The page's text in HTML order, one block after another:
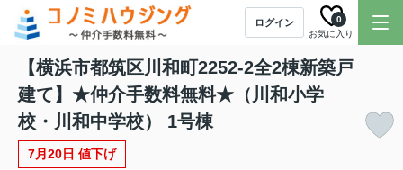
ログイン
お気に入り
0
【横浜市都筑区川和町2252-2全2棟新築戸
建て】★仲介手数料無料★（川和小学
校・川和中学校） 1号棟
7月20日 値下げ